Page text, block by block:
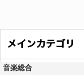
音楽総合